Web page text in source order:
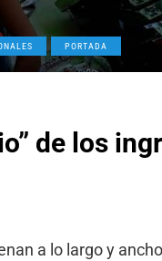
PORTADA
de los
a lo largo y